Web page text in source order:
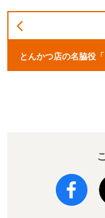
とんかつ店の名脇役